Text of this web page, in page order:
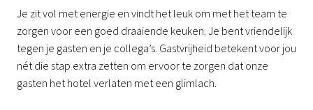
Je zit vol met energie en vindt het leuk om met het team te
zorgen voor een goed draaiende keuken. Je bent vriendelijk
tegen je gasten en je collega’s. Gastvrijheid betekent voor jou
nét die stap extra zetten om ervoor te zorgen dat onze
gasten het hotel verlaten met een glimlach.